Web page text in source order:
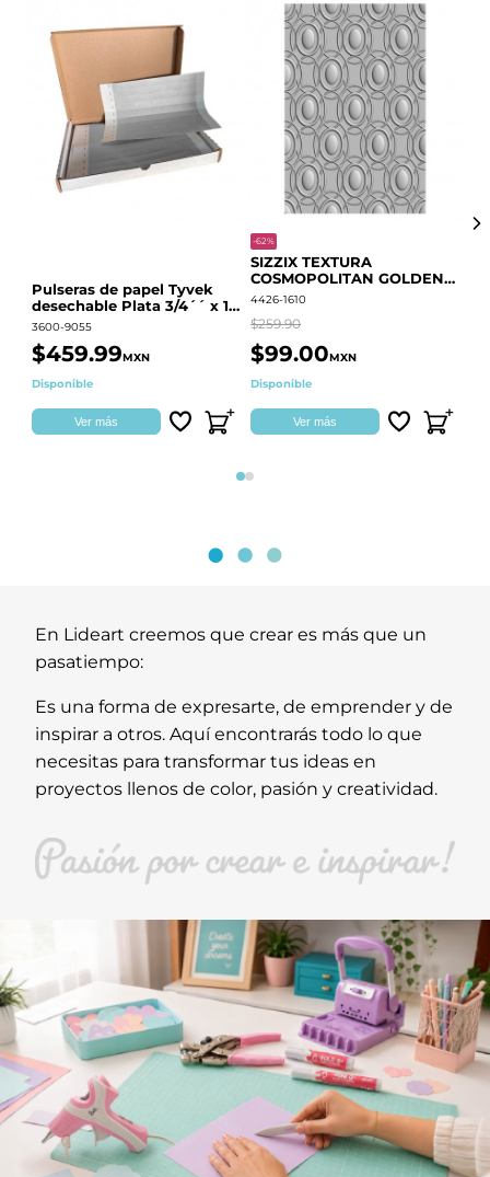
Pulseras de papel Tyvek
desechable Plata 3/4´´ x 10
´´
3600-9055
$459.99MXN
Disponible
Ver más
-62%
SIZZIX TEXTURA
COSMOPOLITAN GOLDEN
RINGS S.PARK 666700
4426-1610
$259.90
$99.00MXN
Disponible
Ver más
Página 1
Página 2
En Lideart creemos que crear es más que un
pasatiempo:
Es una forma de expresarte, de emprender y de
inspirar a otros. Aquí encontrarás todo lo que
necesitas para transformar tus ideas en
proyectos llenos de color, pasión y creatividad.